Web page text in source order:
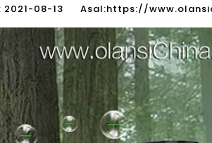
2021-08-13 Asal:https://